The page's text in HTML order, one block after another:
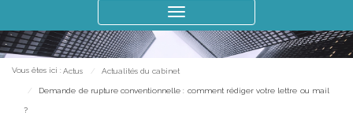
le
menu
Vous êtes ici : Actus Actualités du cabinet
Demande de rupture conventionnelle : comment rédiger votre lettre ou mail
?